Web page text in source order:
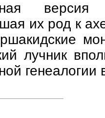
версия
их род к
лучник